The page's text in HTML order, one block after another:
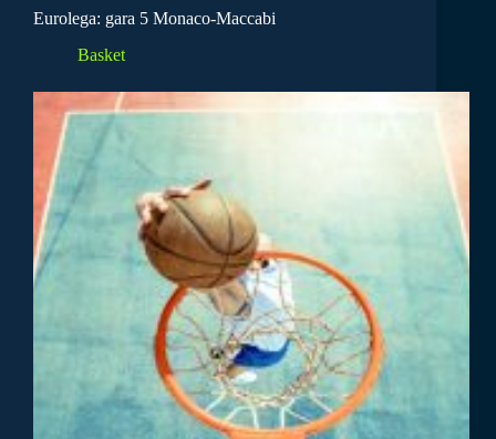
Eurolega: gara 5 Monaco-Maccabi
Basket